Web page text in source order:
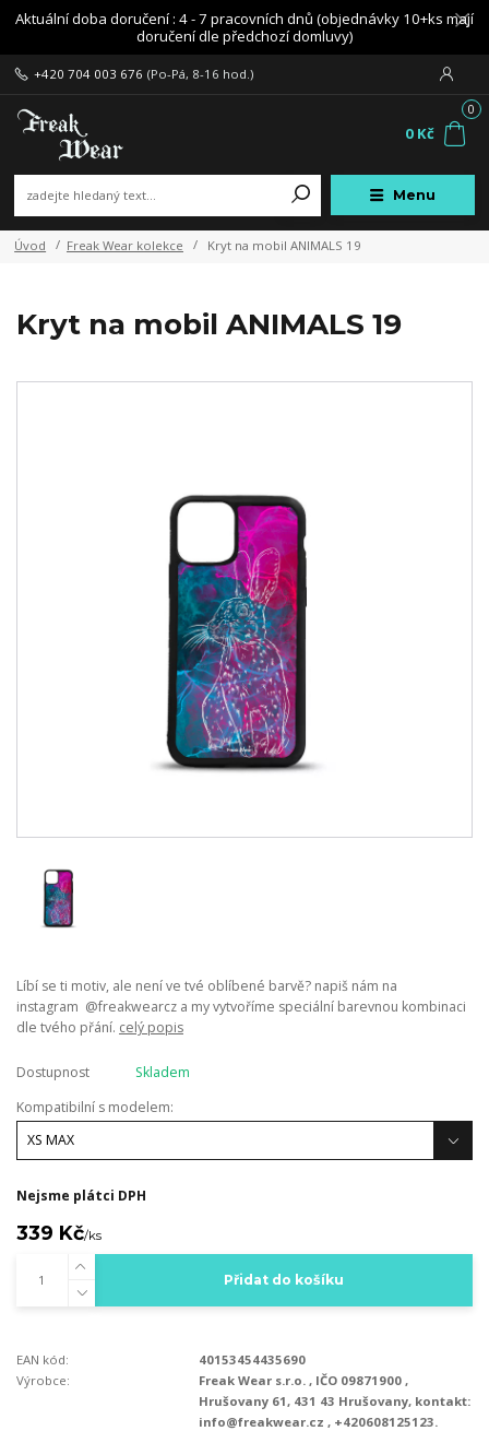
Aktuální doba doručení : 4 - 7 pracovních dnů (objednávky 10+ks mají
doručení dle předchozí domluvy)
Menu
+420 704 003 676 (Po-Pá, 8-16 hod.)
0
0 Kč
Úvod Freak Wear kolekce Kryt na mobil ANIMALS 19
Kryt na mobil ANIMALS 19
Líbí se ti motiv, ale není ve tvé oblíbené barvě? napiš nám na
instagram @freakwearcz a my vytvoříme speciální barevnou kombinaci
dle tvého přání. celý popis
Dostupnost
Skladem
Kompatibilní s modelem:
Nejsme plátci DPH
339 Kč/ks
Přidat do košíku
EAN kód:
40153454435690
Výrobce:
Freak Wear s.r.o. , IČO 09871900 ,
Hrušovany 61, 431 43 Hrušovany, kontakt:
info@freakwear.cz , +420608125123.